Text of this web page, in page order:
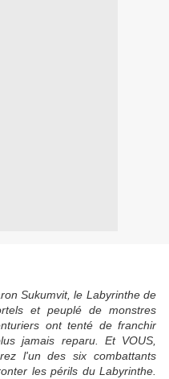
Sukumvit, le Labyrinthe de
et peuplé de monstres
ont tenté de franchir
jamais reparu. Et VOUS,
l'un des six combattants
les périls du Labyrinthe.